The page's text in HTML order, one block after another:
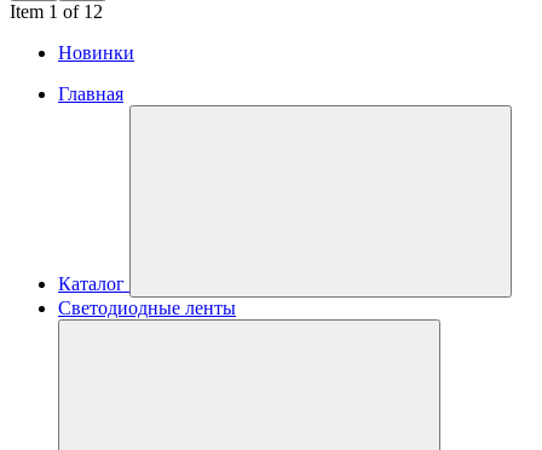
Item 1 of 12
Новинки
Главная
Каталог
Светодиодные ленты